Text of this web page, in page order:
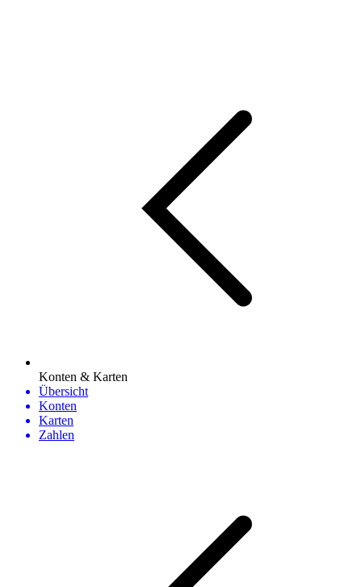
Konten & Karten
Übersicht
Konten
Karten
Zahlen